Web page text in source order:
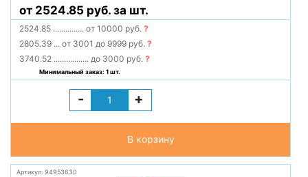
от 2524.85 руб. за шт.
2524.85 ............... от 10000 руб.?
2805.39 ... от 3001 до 9999 руб.?
3740.52 ................. до 3000 руб.?
Минимальный заказ: 1 шт.
- +
В корзину
Артикул: 94953630